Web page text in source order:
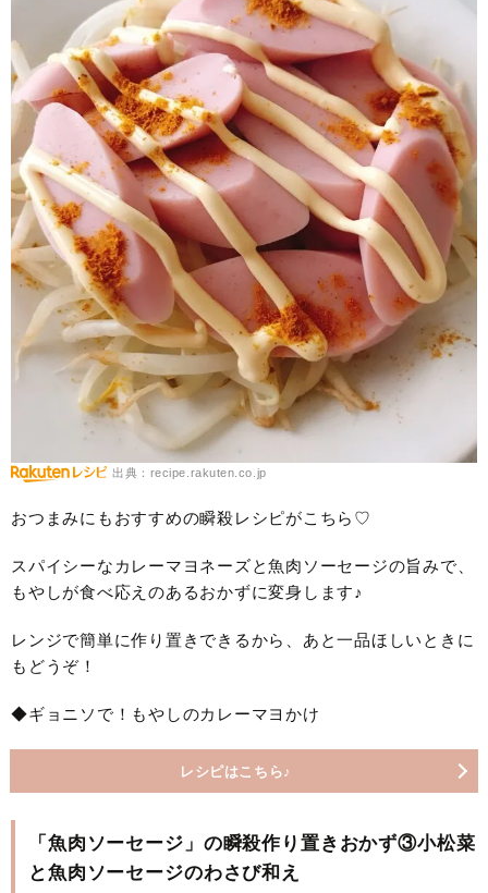
出典：recipe.rakuten.co.jp
おつまみにもおすすめの瞬殺レシピがこちら♡
スパイシーなカレーマヨネーズと魚肉ソーセージの旨みで、
もやしが食べ応えのあるおかずに変身します♪
レンジで簡単に作り置きできるから、あと一品ほしいときに
もどうぞ！
◆ギョニソで！もやしのカレーマヨかけ
レシピはこちら♪
「魚肉ソーセージ」の瞬殺作り置きおかず③小松菜
と魚肉ソーセージのわさび和え